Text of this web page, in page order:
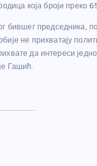
која броји преко
бившег председника,
не прихватају
да интереси
Гашић.